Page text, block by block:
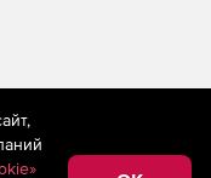
применяются
технологии
сбора,